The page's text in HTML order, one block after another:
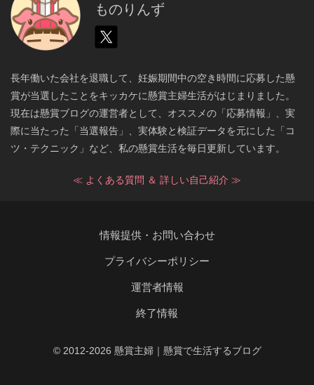
ものりんず
長年働いた会社を退職して、妊娠期間中の空き時間に応募した懸
賞が当選したことをキッカケに懸賞主婦生活がはじまりました。
現在は懸賞ブログの運営者として、オススメの「応募情報」、実
際に当たった「当選報告」、実体験と検証データを元にした「コ
ツ・テクニック」など、私の懸賞生活を毎日更新しています。
≪ よくある質問 ＆ 詳しい自己紹介 ≫
情報提供・お問い合わせ
プライバシーポリシー
運営者情報
終了情報
© 2012-2026 懸賞主婦｜懸賞で生活するブログ